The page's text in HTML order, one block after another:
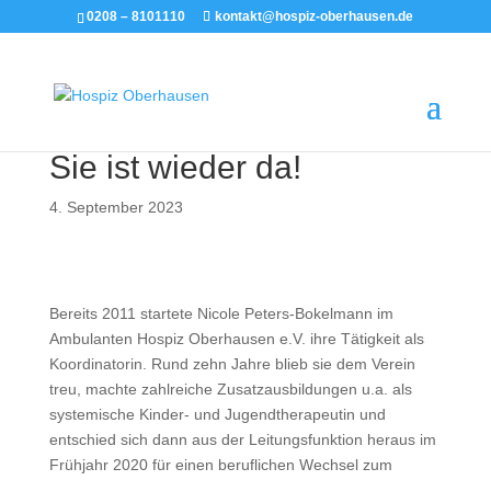
0208 – 8101110 kontakt@hospiz-oberhausen.de
Sie ist wieder da!
4. September 2023
Bereits 2011 startete Nicole Peters-Bokelmann im
Ambulanten Hospiz Oberhausen e.V. ihre Tätigkeit als
Koordinatorin. Rund zehn Jahre blieb sie dem Verein
treu, machte zahlreiche Zusatzausbildungen u.a. als
systemische Kinder- und Jugendtherapeutin und
entschied sich dann aus der Leitungsfunktion heraus im
Frühjahr 2020 für einen beruflichen Wechsel zum